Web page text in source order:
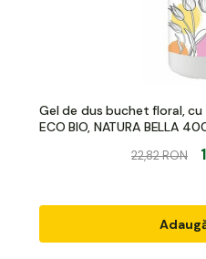
Gel de dus buchet floral,
ECO BIO, NATURA BELLA
22,82 RON